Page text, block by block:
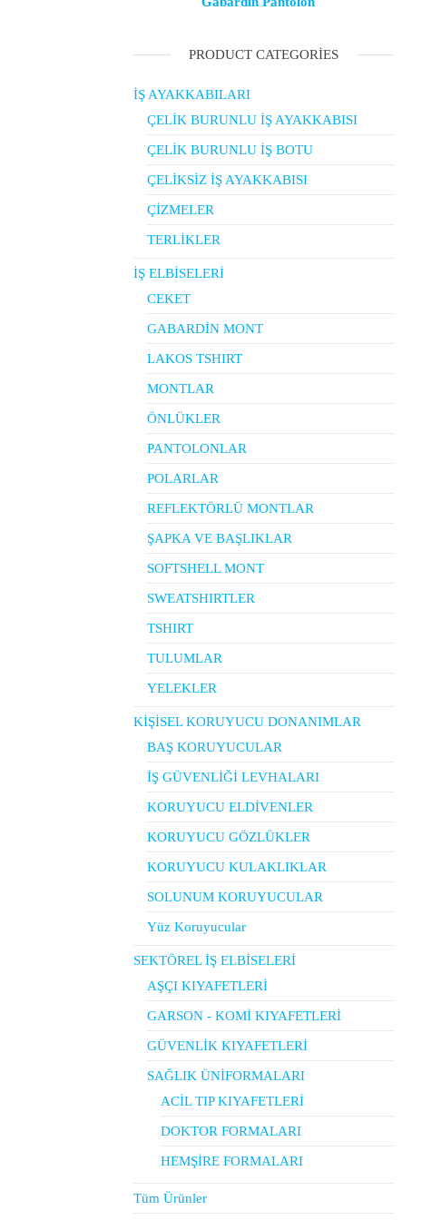
PRODUCT CATEGORIES
İŞ AYAKKABILARI
ÇELİK BURUNLU İŞ AYAKKABISI
ÇELİK BURUNLU İŞ BOTU
ÇELİKSİZ İŞ AYAKKABISI
ÇİZMELER
TERLİKLER
İŞ ELBİSELERİ
CEKET
GABARDİN MONT
LAKOS TSHIRT
MONTLAR
ÖNLÜKLER
PANTOLONLAR
POLARLAR
REFLEKTÖRLÜ MONTLAR
ŞAPKA VE BAŞLIKLAR
SOFTSHELL MONT
SWEATSHIRTLER
TSHIRT
TULUMLAR
YELEKLER
KİŞİSEL KORUYUCU DONANIMLAR
BAŞ KORUYUCULAR
İŞ GÜVENLİĞİ LEVHALARI
KORUYUCU ELDİVENLER
KORUYUCU GÖZLÜKLER
KORUYUCU KULAKLIKLAR
SOLUNUM KORUYUCULAR
Yüz Koruyucular
SEKTÖREL İŞ ELBİSELERİ
AŞÇI KIYAFETLERİ
GARSON - KOMİ KIYAFETLERİ
GÜVENLİK KIYAFETLERİ
SAĞLIK ÜNİFORMALARI
ACİL TIP KIYAFETLERİ
DOKTOR FORMALARI
HEMŞİRE FORMALARI
Tüm Ürünler